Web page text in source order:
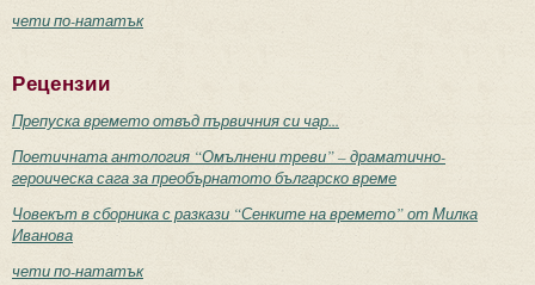
чети по-нататък
Рецензии
Препуска времето отвъд първичния си чар...
Поетичната антология “Омълнени треви” – драматично-
героическа сага за преобърнатото българско време
Човекът в сборника с разкази “Сенките на времето” от Милка
Иванова
чети по-нататък